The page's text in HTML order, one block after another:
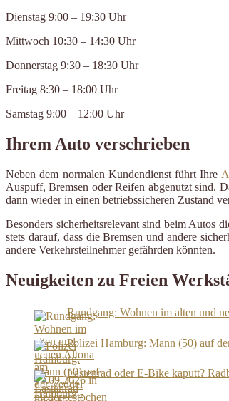
Dienstag 9:00 – 19:30 Uhr
Mittwoch 10:30 – 14:30 Uhr
Donnerstag 9:30 – 18:30 Uhr
Freitag 8:30 – 18:00 Uhr
Samstag 9:00 – 12:00 Uhr
Ihrem Auto verschrieben
Neben dem normalen Kundendienst führt Ihre
Auspuff, Bremsen oder Reifen abgenutzt sind.
dann wieder in einen betriebssicheren Zustand
Besonders sicherheitsrelevant sind beim Autos
stets darauf, dass die Bremsen und andere
andere Verkehrsteilnehmer gefährden könnten.
Neuigkeiten zu Freien
Rundgang: Wohnen im alten und
Polizei Hamburg: Mann (50) auf
Lastenrad oder E-Bike kaputt?